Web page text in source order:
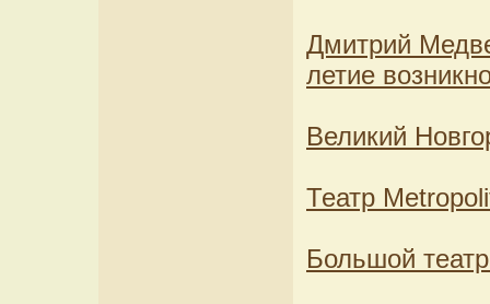
Дмитрий
летие
Великий
Театр
Большой